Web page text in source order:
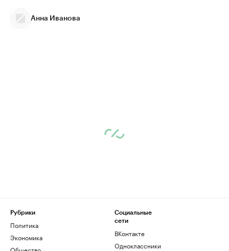
Анна Иванова
Рубрики
Политика
Экономика
Социальные
сети
ВКонтакте
Одноклассники